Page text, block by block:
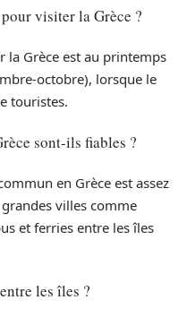
visiter la Grèce ?
la Grèce est au printemps
octobre), lorsque le
touristes.
sont-ils fiables ?
en Grèce est assez
villes comme
et ferries entre les îles
les îles ?